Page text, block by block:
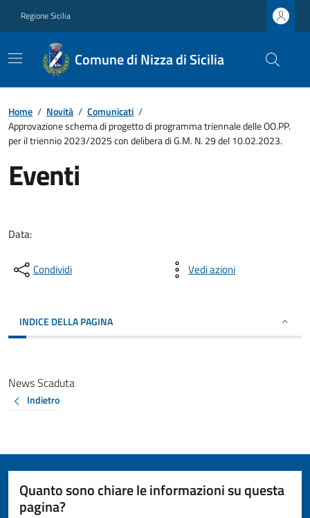
Regione Sicilia
Comune di Nizza di Sicilia
Home / Novità / Comunicati /
Approvazione schema di progetto di programma triennale delle OO.PP.
per il triennio 2023/2025 con delibera di G.M. N. 29 del 10.02.2023.
Eventi
Data:
Condividi Vedi azioni
INDICE DELLA PAGINA
News Scaduta
Indietro
Quanto sono chiare le informazioni su questa
pagina?